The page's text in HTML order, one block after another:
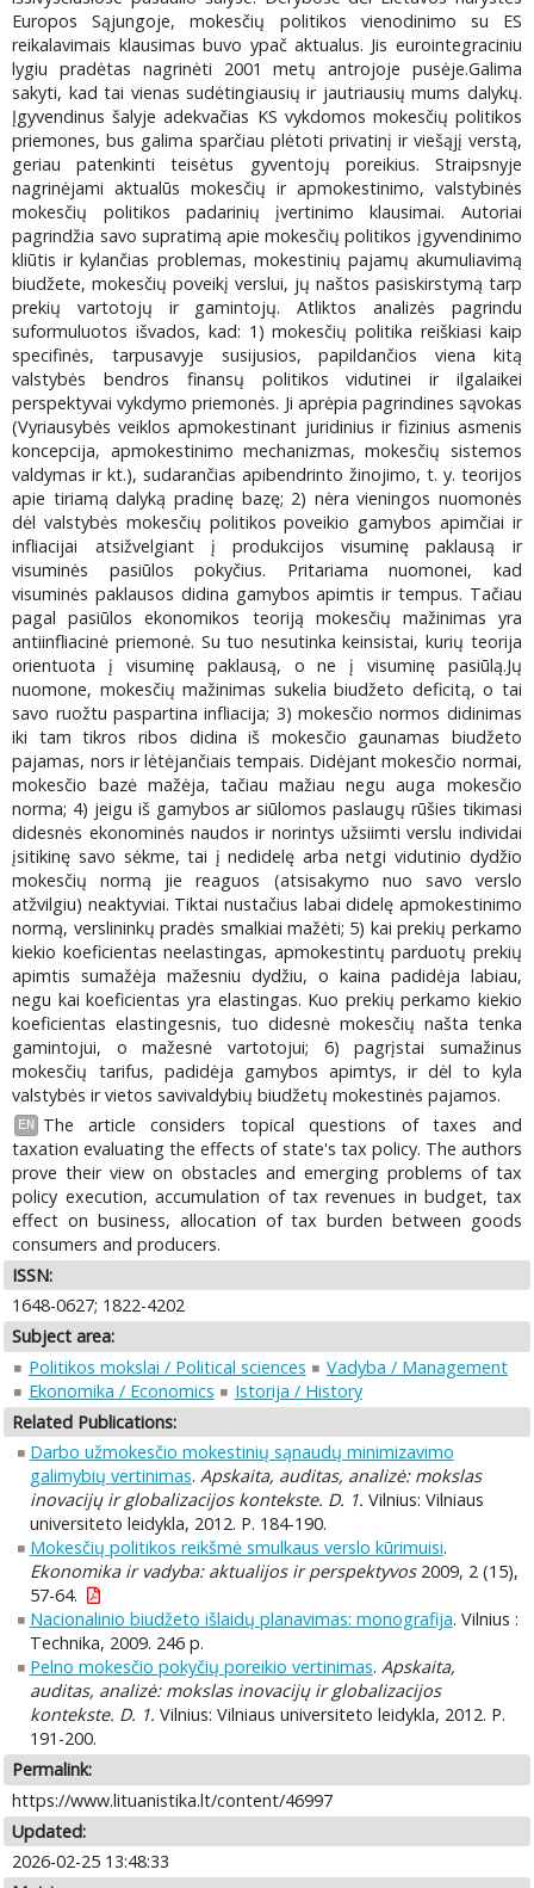
Europos Sąjungoje, mokesčių politikos vienodinimo su ES
reikalavimais klausimas buvo ypač aktualus. Jis eurointegraciniu
lygiu pradėtas nagrinėti 2001 metų antrojoje pusėje.Galima
sakyti, kad tai vienas sudėtingiausių ir jautriausių mums dalykų.
Įgyvendinus šalyje adekvačias KS vykdomos mokesčių politikos
priemones, bus galima sparčiau plėtoti privatinį ir viešąjį verstą,
geriau patenkinti teisėtus gyventojų poreikius. Straipsnyje
nagrinėjami aktualūs mokesčių ir apmokestinimo, valstybinės
mokesčių politikos padarinių įvertinimo klausimai. Autoriai
pagrindžia savo supratimą apie mokesčių politikos įgyvendinimo
kliūtis ir kylančias problemas, mokestinių pajamų akumuliavimą
biudžete, mokesčių poveikį verslui, jų naštos pasiskirstymą tarp
prekių vartotojų ir gamintojų. Atliktos analizės pagrindu
suformuluotos išvados, kad: 1) mokesčių politika reiškiasi kaip
specifinės, tarpusavyje susijusios, papildančios viena kitą
valstybės bendros finansų politikos vidutinei ir ilgalaikei
perspektyvai vykdymo priemonės. Ji aprėpia pagrindines sąvokas
(Vyriausybės veiklos apmokestinant juridinius ir fizinius asmenis
koncepcija, apmokestinimo mechanizmas, mokesčių sistemos
valdymas ir kt.), sudarančias apibendrinto žinojimo, t. y. teorijos
apie tiriamą dalyką pradinę bazę; 2) nėra vieningos nuomonės
dėl valstybės mokesčių politikos poveikio gamybos apimčiai ir
infliacijai atsižvelgiant į produkcijos visuminę paklausą ir
visuminės pasiūlos pokyčius. Pritariama nuomonei, kad
visuminės paklausos didina gamybos apimtis ir tempus. Tačiau
pagal pasiūlos ekonomikos teoriją mokesčių mažinimas yra
antiinfliacinė priemonė. Su tuo nesutinka keinsistai, kurių teorija
orientuota į visuminę paklausą, o ne į visuminę pasiūlą.Jų
nuomone, mokesčių mažinimas sukelia biudžeto deficitą, o tai
savo ruožtu paspartina infliacija; 3) mokesčio normos didinimas
iki tam tikros ribos didina iš mokesčio gaunamas biudžeto
pajamas, nors ir lėtėjančiais tempais. Didėjant mokesčio normai,
mokesčio bazė mažėja, tačiau mažiau negu auga mokesčio
norma; 4) jeigu iš gamybos ar siūlomos paslaugų rūšies tikimasi
didesnės ekonominės naudos ir norintys užsiimti verslu individai
įsitikinę savo sėkme, tai į nedidelę arba netgi vidutinio dydžio
mokesčių normą jie reaguos (atsisakymo nuo savo verslo
atžvilgiu) neaktyviai. Tiktai nustačius labai didelę apmokestinimo
normą, verslininkų pradės smalkiai mažėti; 5) kai prekių perkamo
kiekio koeficientas neelastingas, apmokestintų parduotų prekių
apimtis sumažėja mažesniu dydžiu, o kaina padidėja labiau,
negu kai koeficientas yra elastingas. Kuo prekių perkamo kiekio
koeficientas elastingesnis, tuo didesnė mokesčių našta tenka
gamintojui, o mažesnė vartotojui; 6) pagrįstai sumažinus
mokesčių tarifus, padidėja gamybos apimtys, ir dėl to kyla
valstybės ir vietos savivaldybių biudžetų mokestinės pajamos.
EN
The article considers topical questions of taxes and
taxation evaluating the effects of state's tax policy. The authors
prove their view on obstacles and emerging problems of tax
policy execution, accumulation of tax revenues in budget, tax
effect on business, allocation of tax burden between goods
consumers and producers.
ISSN:
1648-0627; 1822-4202
Subject area:
Politikos mokslai / Political sciences
Vadyba / Management
Ekonomika / Economics
Istorija / History
Related Publications:
Darbo užmokesčio mokestinių sąnaudų minimizavimo
galimybių vertinimas. Apskaita, auditas, analizė: mokslas
inovacijų ir globalizacijos kontekste. D. 1. Vilnius: Vilniaus
universiteto leidykla, 2012. P. 184-190.
Mokesčių politikos reikšmė smulkaus verslo kūrimuisi.
Ekonomika ir vadyba: aktualijos ir perspektyvos2009, 2 (15),
57-64.
Nacionalinio biudžeto išlaidų planavimas: monografija. Vilnius :
Technika, 2009. 246 p.
Pelno mokesčio pokyčių poreikio vertinimas. Apskaita,
auditas, analizė: mokslas inovacijų ir globalizacijos
kontekste. D. 1. Vilnius: Vilniaus universiteto leidykla, 2012. P.
191-200.
Permalink:
https://www.lituanistika.lt/content/46997
Updated:
2026-02-25 13:48:33